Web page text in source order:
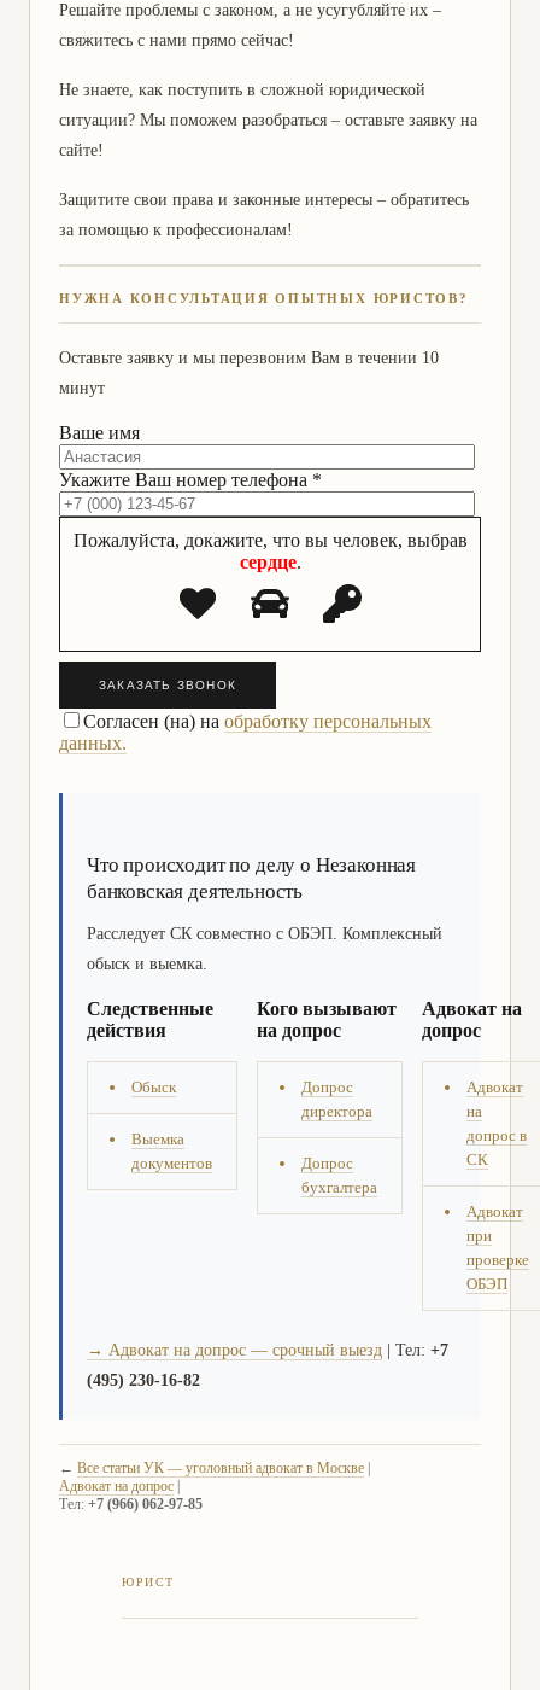
Решайте проблемы с законом, а не усугубляйте их –
свяжитесь с нами прямо сейчас!
Не знаете, как поступить в сложной юридической
ситуации? Мы поможем разобраться – оставьте заявку на
сайте!
Защитите свои права и законные интересы – обратитесь
за помощью к профессионалам!
НУЖНА КОНСУЛЬТАЦИЯ ОПЫТНЫХ ЮРИСТОВ?
Оставьте заявку и мы перезвоним Вам в течении 10
минут
Ваше имя
Укажите Ваш номер телефона *
Пожалуйста, докажите, что вы человек, выбрав
сердце.
ЗАКАЗАТЬ ЗВОНОК
Согласен (на) на обработку персональных
данных.
Что происходит по делу о Незаконная
банковская деятельность
Расследует СК совместно с ОБЭП. Комплексный
обыск и выемка.
Следственные
действия
Обыск
Выемка
документов
Кого вызывают
на допрос
Допрос
директора
Допрос
бухгалтера
Адвокат на
допрос
Адвокат
на
допрос в
СК
Адвокат
при
проверке
ОБЭП
→ Адвокат на допрос — срочный выезд | Тел: +7
(495) 230-16-82
← Все статьи УК — уголовный адвокат в Москве
Адвокат на допрос
Тел: +7 (966) 062-97-85